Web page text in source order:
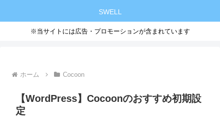
SWELL
※当サイトには広告・プロモーションが含まれています
ホーム Cocoon
【WordPress】Cocoonのおすすめ初期設
定